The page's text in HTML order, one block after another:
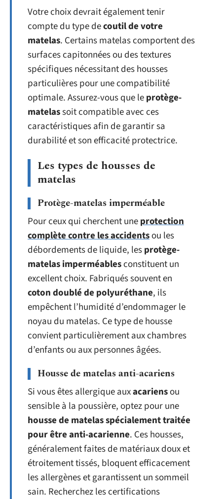
Votre choix devrait également tenir
compte du type decoutil de votre
matelas. Certains matelas comportent des
surfaces capitonnées ou des textures
spécifiques nécessitant des housses
particulières pour une compatibilité
optimale. Assurez-vous que leprotège-
matelassoit compatible avec ces
caractéristiques afin de garantir sa
durabilité et son efficacité protectrice.
Les types de housses de
matelas
Protège-matelas imperméable
Pour ceux qui cherchent uneprotection
complète contre les accidentsou les
débordements de liquide, lesprotège-
matelas imperméablesconstituent un
excellent choix. Fabriqués souvent en
coton doublé de polyuréthane, ils
empêchent l’humidité d’endommager le
noyau du matelas. Ce type de housse
convient particulièrement aux chambres
d’enfants ou aux personnes âgées.
Housse de matelas anti-acariens
Si vous êtes allergique auxacariensou
sensible à la poussière, optez pour une
housse de matelas spécialement traitée
pour être anti-acarienne. Ces housses,
généralement faites de matériaux doux et
étroitement tissés, bloquent efficacement
les allergènes et garantissent un sommeil
sain. Recherchez les certifications